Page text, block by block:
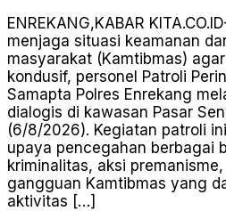
ENREKANG,KABAR
menjaga situasi keamanan
masyarakat (Kamtibmas)
kondusif, personel Patroli
Samapta Polres Enrekang
dialogis di kawasan Pasar
(6/8/2026). Kegiatan patroli
upaya pencegahan berbagai
kriminalitas, aksi
gangguan Kamtibmas yang
aktivitas […]